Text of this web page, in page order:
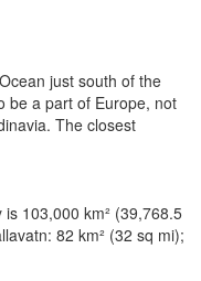
just south of the
be a part of Europe, not
The closest
103,000 km² (39,768.5
82 km² (32 sq mi);